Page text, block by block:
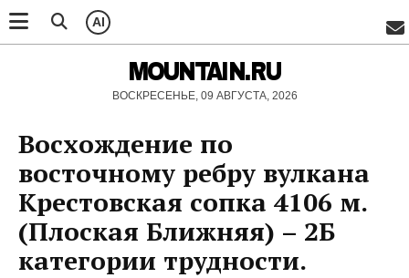
AI
MOUNTAIN.RU
ВОСКРЕСЕНЬЕ, 09 АВГУСТА, 2026
Восхождение по
восточному ребру вулкана
Крестовская сопка 4106 м.
(Плоская Ближняя) – 2Б
категории трудности.